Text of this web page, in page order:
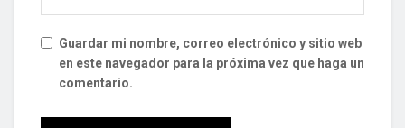
Guardar mi nombre, correo electrónico y sitio web
en este navegador para la próxima vez que haga un
comentario.